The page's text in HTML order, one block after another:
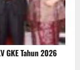
GKE Tahun 2026